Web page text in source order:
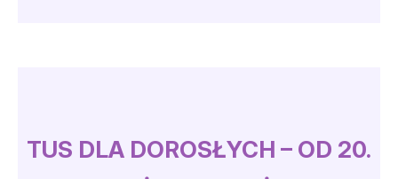
TUS DLA DOROSŁYCH – OD 20.